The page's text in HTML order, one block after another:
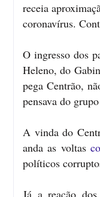
receia
coronavírus.
O ingresso dos
Heleno, do
pega Centrão,
pensava do
A vinda do
anda as voltas
políticos
Já a reação